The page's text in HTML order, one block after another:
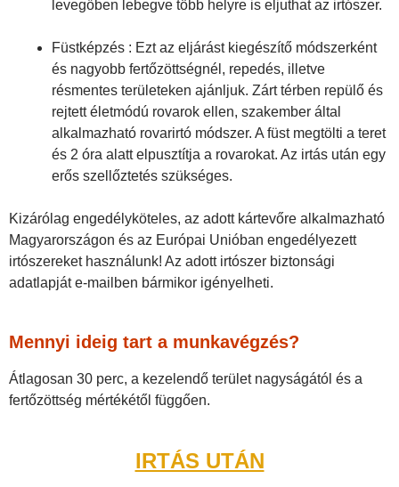
levegőben lebegve több helyre is eljuthat az irtószer.
Füstképzés : Ezt az eljárást kiegészítő módszerként
és nagyobb fertőzöttségnél, repedés, illetve
résmentes területeken ajánljuk. Zárt térben repülő és
rejtett életmódú rovarok ellen, szakember által
alkalmazható rovarirtó módszer. A füst megtölti a teret
és 2 óra alatt elpusztítja a rovarokat. Az irtás után egy
erős szellőztetés szükséges.
Kizárólag engedélyköteles, az adott kártevőre alkalmazható
Magyarországon és az Európai Unióban engedélyezett
irtószereket használunk! Az adott irtószer biztonsági
adatlapját e-mailben bármikor igényelheti.
Mennyi ideig tart a munkavégzés?
Átlagosan 30 perc, a kezelendő terület nagyságától és a
fertőzöttség mértékétől függően.
IRTÁS UTÁN